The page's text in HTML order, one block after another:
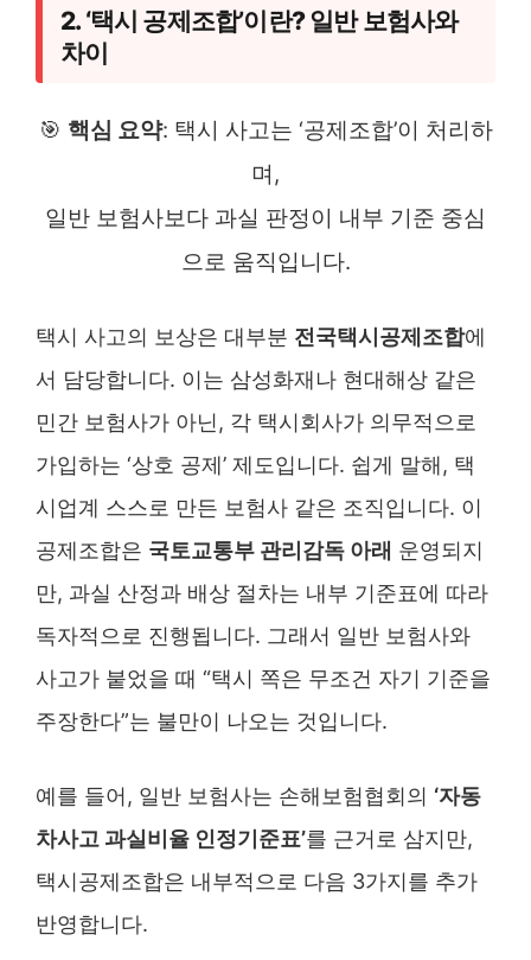
2. ‘택시 공제조합’이란? 일반 보험사와
차이
🎯 핵심 요약: 택시 사고는 ‘공제조합’이 처리하
며,
일반 보험사보다 과실 판정이 내부 기준 중심
으로 움직입니다.
택시 사고의 보상은 대부분 전국택시공제조합에
서 담당합니다. 이는 삼성화재나 현대해상 같은
민간 보험사가 아닌, 각 택시회사가 의무적으로
가입하는 ‘상호 공제’ 제도입니다. 쉽게 말해, 택
시업계 스스로 만든 보험사 같은 조직입니다. 이
공제조합은 국토교통부 관리감독 아래 운영되지
만, 과실 산정과 배상 절차는 내부 기준표에 따라
독자적으로 진행됩니다. 그래서 일반 보험사와
사고가 붙었을 때 “택시 쪽은 무조건 자기 기준을
주장한다”는 불만이 나오는 것입니다.
예를 들어, 일반 보험사는 손해보험협회의 ‘자동
차사고 과실비율 인정기준표’를 근거로 삼지만,
택시공제조합은 내부적으로 다음 3가지를 추가
반영합니다.